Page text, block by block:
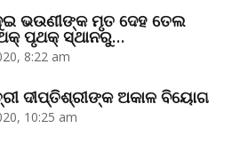
ଭଉଣୀଙ୍କ ମୃତ ଦେହ ତେଲ
ପୃଥକ୍‌ ସ୍ଥାନରୁ…
8:22 am
ଦୀପ୍ତିଶ୍ରୀଙ୍କ ଅକାଳ ବିୟୋଗ
10:25 am